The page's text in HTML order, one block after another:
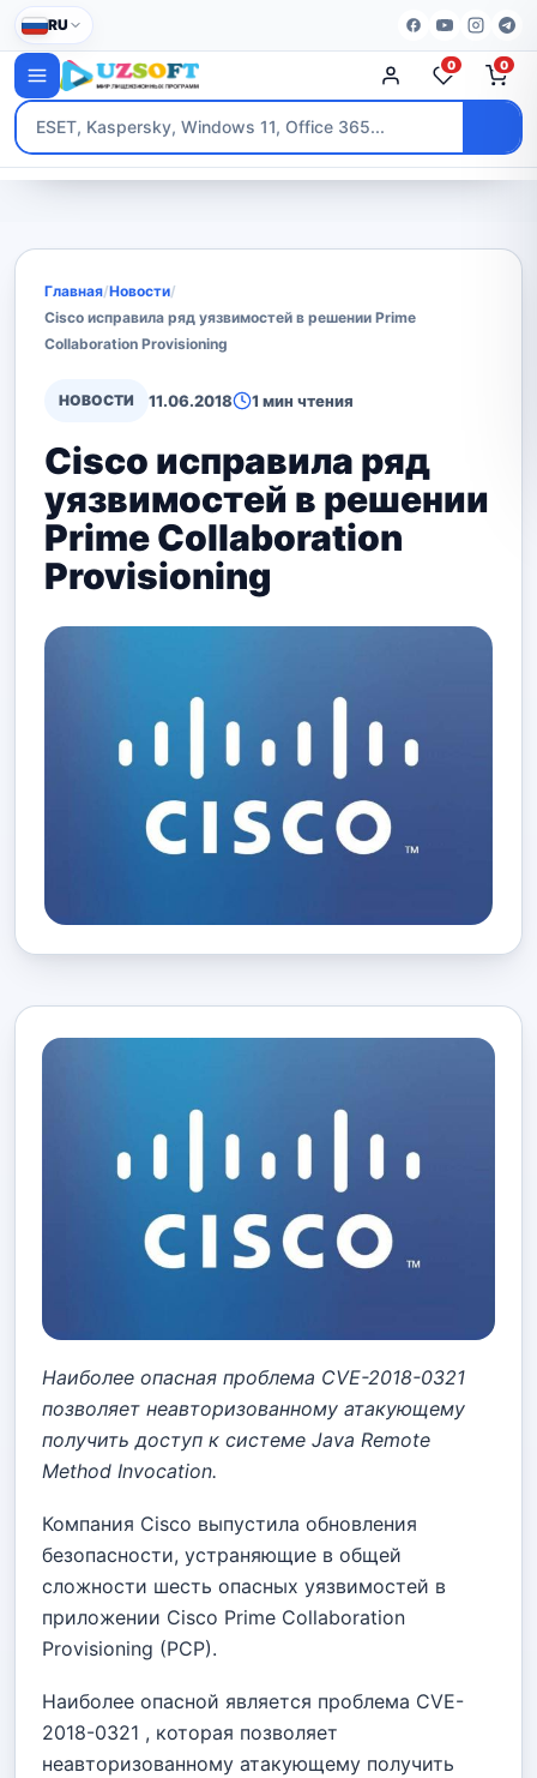
RU
0 0
Главная/Новости/
Cisco исправила ряд уязвимостей в решении Prime
Collaboration Provisioning
НОВОСТИ 11.06.2018 1 мин чтения
Cisco исправила ряд
уязвимостей в решении
Prime Collaboration
Provisioning
Наиболее опасная проблема CVE-2018-0321
позволяет неавторизованному атакующему
получить доступ к системе Java Remote
Method Invocation.
Компания Cisco выпустила обновления
безопасности, устраняющие в общей
сложности шесть опасных уязвимостей в
приложении Cisco Prime Collaboration
Provisioning (PCP).
Наиболее опасной является проблема CVE-
2018-0321 , которая позволяет
неавторизованному атакующему получить